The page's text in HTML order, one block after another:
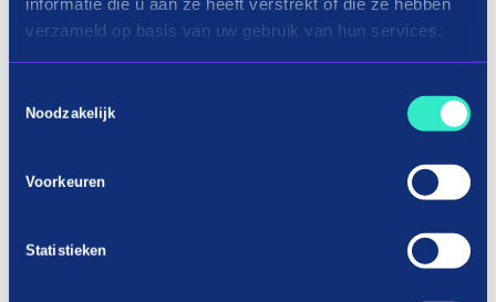
verzameld op basis van uw gebruik van hun services.
Noodzakelijk
Voorkeuren
Statistieken